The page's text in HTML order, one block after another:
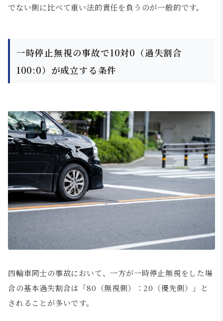
でない側に比べて重い法的責任を負うのが一般的です。
一時停止無視の事故で10対0（過失割合
100:0）が成立する条件
四輪車同士の事故において、一方が一時停止無視をした場
合の基本過失割合は「80（無視側）：20（優先側）」と
されることが多いです。